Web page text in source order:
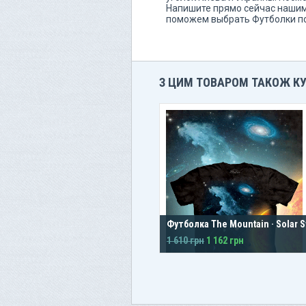
Напишите прямо сейчас
поможем выбрать Футболки
З ЦИМ ТОВАРОМ ТАКОЖ
Футболка The Mountain · Solar
1 610 грн 1 162 грн